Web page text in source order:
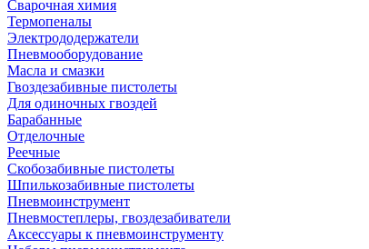
Сварочная химия
Термопеналы
Электрододержатели
Пневмооборудование
Масла и смазки
Гвоздезабивные пистолеты
Для одиночных гвоздей
Барабанные
Отделочные
Реечные
Скобозабивные пистолеты
Шпилькозабивные пистолеты
Пневмоинструмент
Пневмостеплеры, гвоздезабиватели
Аксессуары к пневмоинструменту